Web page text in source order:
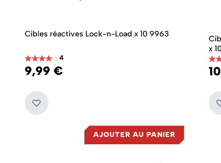
Cibles réactives Lock-n-Load x 10 9963
4
9,99 €
AJOUTER AU PANIER
x